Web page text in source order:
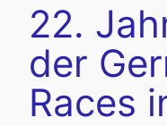
22.
der
Races